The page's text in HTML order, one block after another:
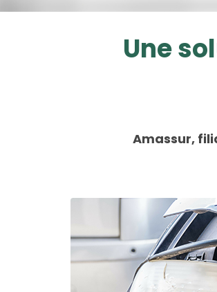
Une
Amassur,